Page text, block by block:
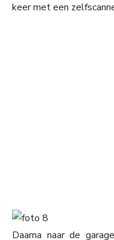
keer met een
Daarna naar de